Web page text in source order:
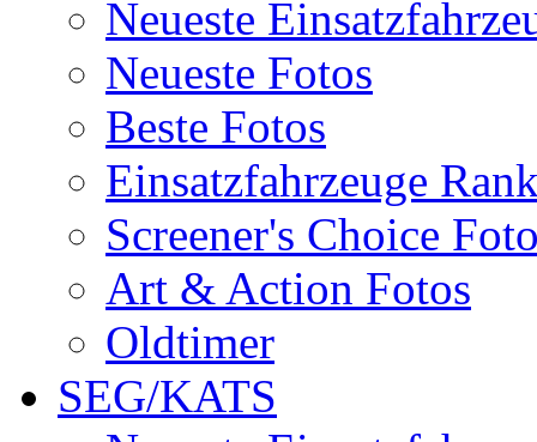
Neueste
Neueste Fotos
Beste Fotos
Einsatzfahrzeuge
Screener's Choice
Art & Action Fotos
Oldtimer
SEG/KATS